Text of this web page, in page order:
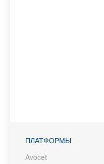
ПЛАТФОРМЫ
Avocet